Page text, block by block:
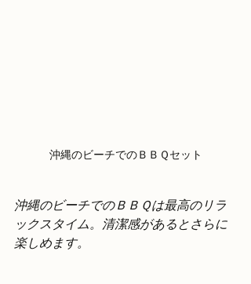
沖縄のビーチでのＢＢＱセット
沖縄のビーチでのＢＢＱは最高のリラ
ックスタイム。清潔感があるとさらに
楽しめます。